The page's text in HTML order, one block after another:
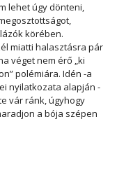
lehet úgy dönteni,
körében.
miatti halasztásra pár
véget nem érő „ki
polémiára. Idén -a
nyilatkozata alapján -
vár ránk, úgyhogy
a bója szépen